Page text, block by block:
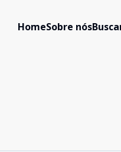
HomeSobre nós